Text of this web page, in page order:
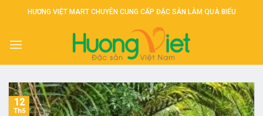
HƯƠNG VIỆT MART CHUYÊN CUNG CẤP ĐẶC SẢN LÀM QUÀ BIẾU
12
Th5